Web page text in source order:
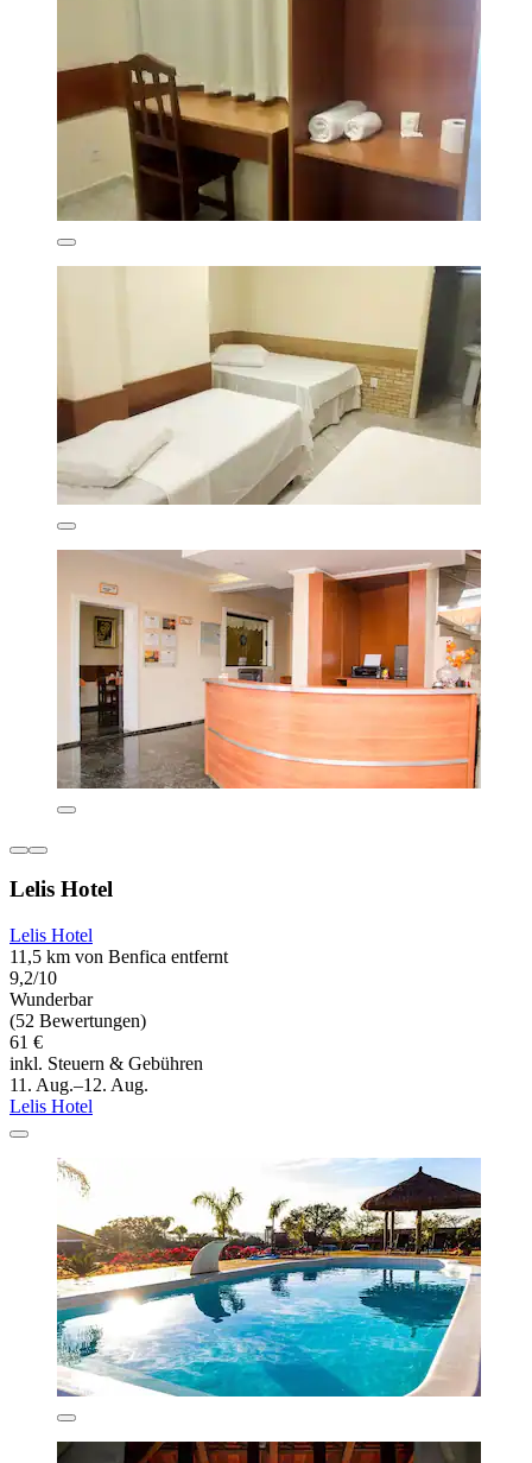
Lelis Hotel
Lelis Hotel
11,5 km von Benfica entfernt
9,2/10
Wunderbar
(52 Bewertungen)
61 €
inkl. Steuern & Gebühren
11. Aug.–12. Aug.
Lelis Hotel